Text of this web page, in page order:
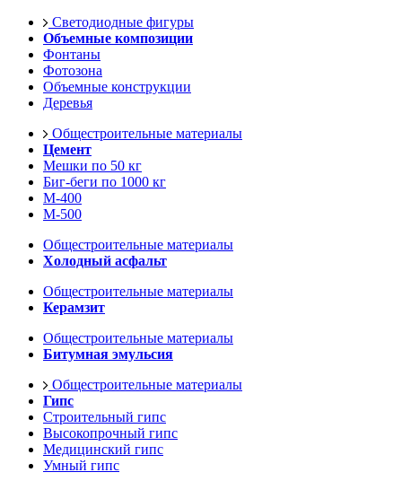
Светодиодные фигуры
Объемные композиции
Фонтаны
Фотозона
Объемные конструкции
Деревья
Общестроительные материалы
Цемент
Мешки по 50 кг
Биг-беги по 1000 кг
М-400
М-500
Общестроительные материалы
Холодный асфальт
Общестроительные материалы
Керамзит
Общестроительные материалы
Битумная эмульсия
Общестроительные материалы
Гипс
Строительный гипс
Высокопрочный гипс
Медицинский гипс
Умный гипс